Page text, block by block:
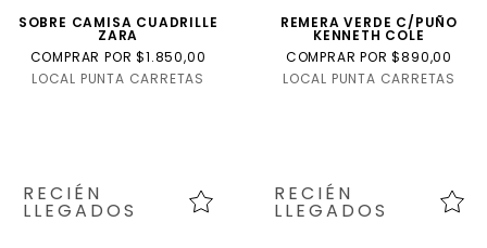
SOBRE CAMISA CUADRILLE
ZARA
COMPRAR POR $1.850,00
LOCAL PUNTA CARRETAS
REMERA VERDE C/PUÑO
KENNETH COLE
COMPRAR POR $890,00
LOCAL PUNTA CARRETAS
RECIÉN
LLEGADOS
RECIÉN
LLEGADOS